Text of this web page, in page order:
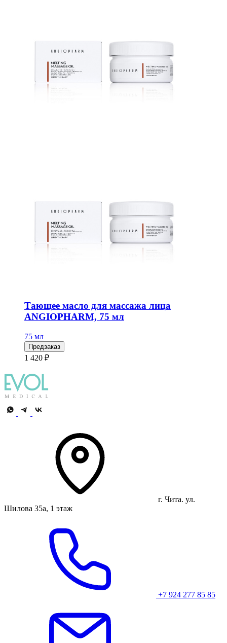
Тающее масло для массажа лица
ANGIOPHARM, 75 мл
75 мл
Предзаказ
1 420 ₽
г. Чита. ул.
Шилова 35а, 1 этаж
+7 924 277 85 85